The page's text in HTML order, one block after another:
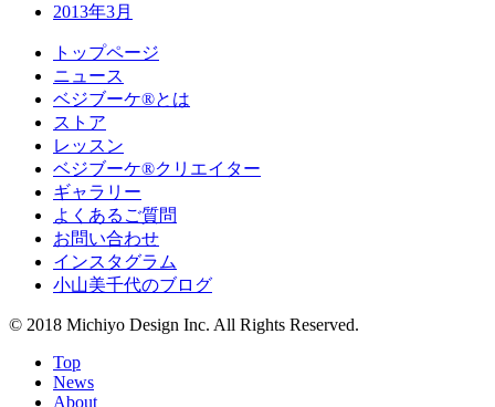
2013年3月
トップページ
ニュース
ベジブーケ®とは
ストア
レッスン
ベジブーケ®クリエイター
ギャラリー
よくあるご質問
お問い合わせ
インスタグラム
小山美千代のブログ
© 2018 Michiyo Design Inc. All Rights Reserved.
Top
News
About